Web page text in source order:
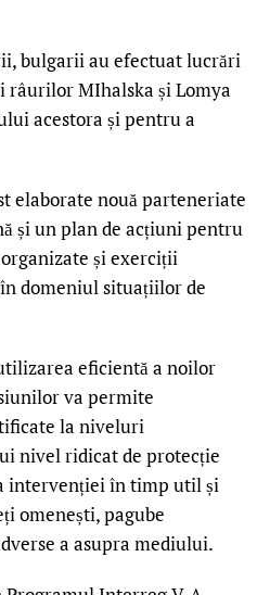
bulgarii au efectuat lucrări
râurilor MIhalska și Lomya
acestora și pentru a
elaborate nouă parteneriate
și un plan de acțiuni pentru
și exerciții
domeniul situațiilor de
eficientă a noilor
va permite
la niveluri
nivel ridicat de protecție
intervenției în timp util și
omenești, pagube
a asupra mediului.